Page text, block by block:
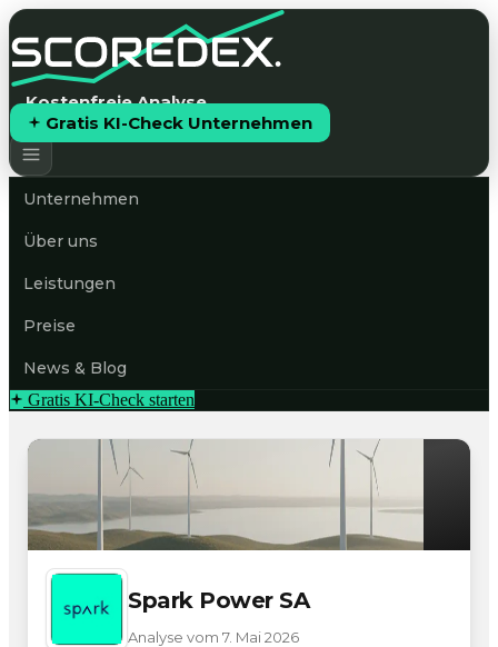
Kostenfreie Analyse
Gratis KI-Check Unternehmen
Unternehmen
Über uns
Leistungen
Preise
News & Blog
Gratis KI-Check starten
Spark Power SA
Analyse vom 7. Mai 2026